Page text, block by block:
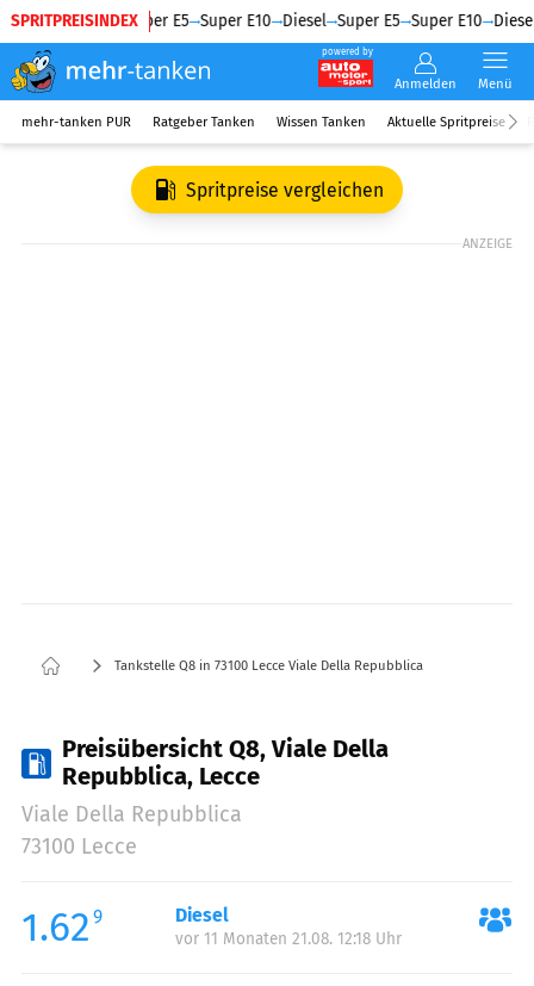
SPRITPREISINDEX
Diesel Super E5 Super E10 Diesel Super E5 Super E10 Diesel
powered by
Anmelden Menü
mehr-tanken PUR Ratgeber Tanken Wissen Tanken Aktuelle Spritpreise
Spritpreise vergleichen
ANZEIGE
Tankstelle Q8 in 73100 Lecce Viale Della Repubblica
Preisübersicht Q8, Viale Della
Repubblica, Lecce
Viale Della Repubblica
73100 Lecce
1.62 9 Diesel
vor 11 Monaten 21.08. 12:18 Uhr